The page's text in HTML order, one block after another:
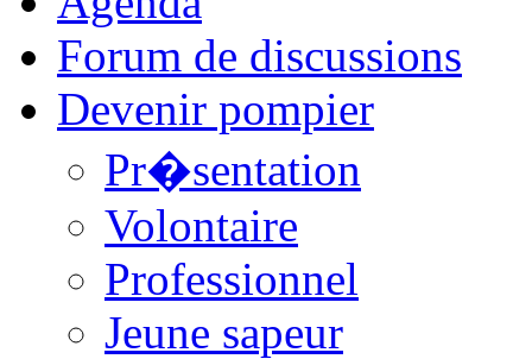
Forum de discussions
Devenir pompier
Pr�sentation
Volontaire
Professionnel
Jeune sapeur